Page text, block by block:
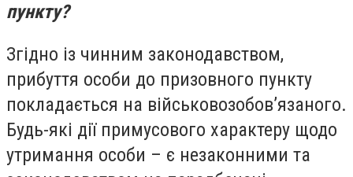
пункту?
Згідно із чинним законодавством,
прибуття особи до призовного пункту
покладається на військовозобов’язаного.
Будь-які дії примусового характеру щодо
утримання особи – є незаконними та